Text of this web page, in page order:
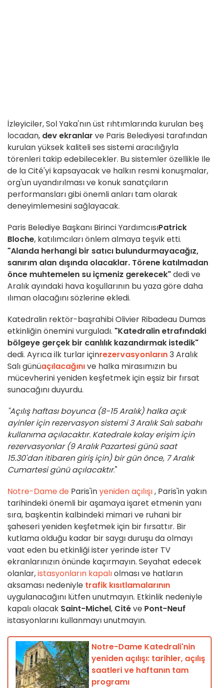
İzleyiciler, Sol Yaka'nın üst rıhtımlarında kurulan beş
locadan, dev ekranlar ve Paris Belediyesi tarafından
kurulan yüksek kaliteli ses sistemi aracılığıyla
törenleri takip edebilecekler. Bu sistemler özellikle Ile
de la Cité'yi kapsayacak ve halkın resmi konuşmalar,
org'un uyandırılması ve konuk sanatçıların
performansları gibi önemli anları tam olarak
deneyimlemesini sağlayacak.
Paris Belediye Başkanı Birinci YardımcısıPatrick
Bloche, katılımcıları önlem almaya teşvik etti.
"Alanda herhangi bir satıcı bulundurmayacağız,
sanırım alan dışında olacaklar. Törene katılmadan
önce muhtemelen su içmeniz gerekecek"dedi ve
Aralık ayındaki hava koşullarının bu yaza göre daha
ılıman olacağını sözlerine ekledi.
Katedralin rektör-başrahibi Olivier Ribadeau Dumas
etkinliğin önemini vurguladı. "Katedralin etrafındaki
bölgeye gerçek bir canlılık kazandırmak istedik"
dedi. Ayrıca ilk turlar içinrezervasyonların3 Aralık
Salı günüaçılacağınıve halka mirasımızın bu
mücevherini yeniden keşfetmek için eşsiz bir fırsat
sunacağını duyurdu.
"Açılış haftası boyunca (8-15 Aralık) halka açık
ayinler için rezervasyon sistemi 3 Aralık Salı sabahı
kullanıma açılacaktır. Katedrale kolay erişim için
rezervasyonlar (9 Aralık Pazartesi günü saat
15.30'dan itibaren giriş için) bir gün önce, 7 Aralık
Cumartesi günü açılacaktır."
Notre-Dame de Paris'inyeniden açılışı, Paris'in yakın
tarihindeki önemli bir aşamaya işaret etmenin yanı
sıra, başkentin kalbindeki mimari ve ruhani bir
şaheseri yeniden keşfetmek için bir fırsattır. Bir
kutlama olduğu kadar bir saygı duruşu da olmayı
vaat eden bu etkinliği ister yerinde ister TV
ekranlarınızın önünde kaçırmayın. Seyahat edecek
olanlar,istasyonların kapalıolması ve hatların
aksaması nedeniyle trafik kısıtlamalarının
uygulanacağını lütfen unutmayın. Etkinlik nedeniyle
kapalı olacak Saint-Michel, Citéve Pont-Neuf
istasyonlarını kullanmayı unutmayın.
Notre-Dame Katedrali'nin
yeniden açılışı: tarihler, açılış
saatleri ve haftanın tam
programı